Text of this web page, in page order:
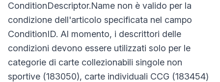
ConditionDescriptor.Name non è valido per la
condizione dell'articolo specificata nel campo
ConditionID. Al momento, i descrittori delle
condizioni devono essere utilizzati solo per le
categorie di carte collezionabili singole non
sportive (183050), carte individuali CCG (183454)